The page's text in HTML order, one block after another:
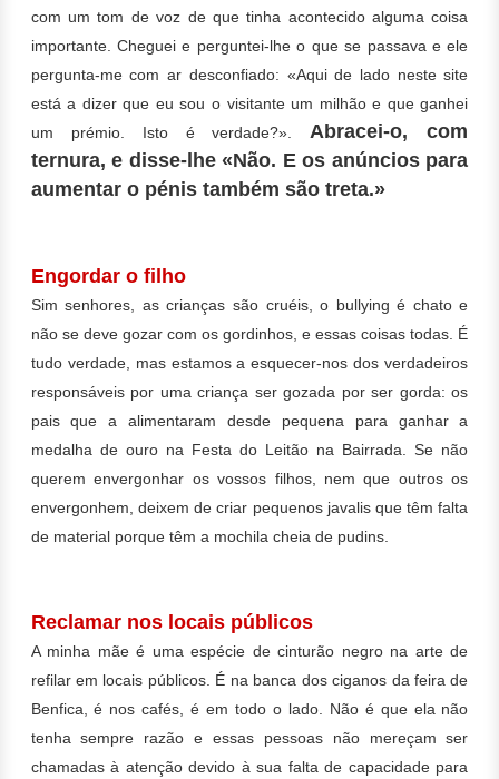
com um tom de voz de que tinha acontecido alguma coisa
importante. Cheguei e perguntei-lhe o que se passava e ele
pergunta-me com ar desconfiado: «Aqui de lado neste site
está a dizer que eu sou o visitante um milhão e que ganhei
um prémio. Isto é verdade?». Abracei-o, com
ternura, e disse-lhe «Não. E os anúncios para
aumentar o pénis também são treta.»
Engordar o filho
Sim senhores, as crianças são cruéis, o bullying é chato e
não se deve gozar com os gordinhos, e essas coisas todas. É
tudo verdade, mas estamos a esquecer-nos dos verdadeiros
responsáveis por uma criança ser gozada por ser gorda: os
pais que a alimentaram desde pequena para ganhar a
medalha de ouro na Festa do Leitão na Bairrada. Se não
querem envergonhar os vossos filhos, nem que outros os
envergonhem, deixem de criar pequenos javalis que têm falta
de material porque têm a mochila cheia de pudins.
Reclamar nos locais públicos
A minha mãe é uma espécie de cinturão negro na arte de
refilar em locais públicos. É na banca dos ciganos da feira de
Benfica, é nos cafés, é em todo o lado. Não é que ela não
tenha sempre razão e essas pessoas não mereçam ser
chamadas à atenção devido à sua falta de capacidade para